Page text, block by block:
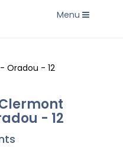
Toggle
Menu
Oradou - 12
- 12